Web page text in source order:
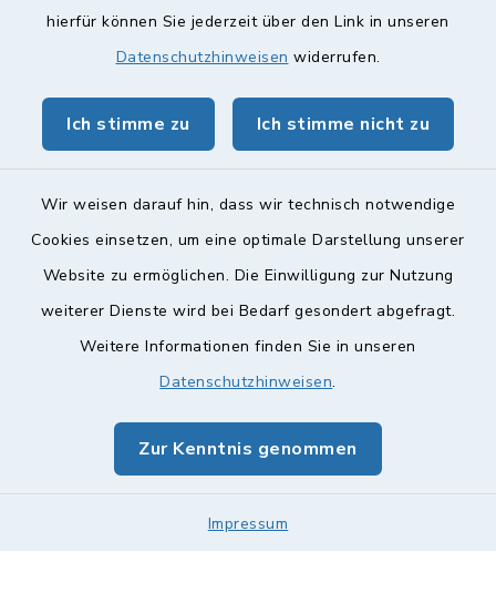
hierfür können Sie jederzeit über den Link in unseren
Datenschutzhinweisen widerrufen.
Ich stimme zu Ich stimme nicht zu
Wir weisen darauf hin, dass wir technisch notwendige
Cookies einsetzen, um eine optimale Darstellung unserer
Website zu ermöglichen. Die Einwilligung zur Nutzung
weiterer Dienste wird bei Bedarf gesondert abgefragt.
Weitere Informationen finden Sie in unseren
Datenschutzhinweisen.
Zur Kenntnis genommen
Impressum
Landkreis Lichtenfels
geoPortal Lichtenfels
Barrierefreiheit
Impressum
Sitemap